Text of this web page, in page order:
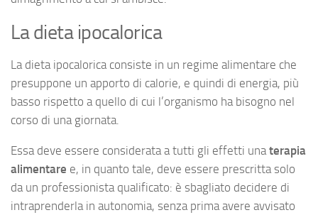
La dieta ipocalorica
La dieta ipocalorica consiste in un regime alimentare che
presuppone un apporto di calorie, e quindi di energia, più
basso rispetto a quello di cui l’organismo ha bisogno nel
corso di una giornata.
Essa deve essere considerata a tutti gli effetti una terapia
alimentare e, in quanto tale, deve essere prescritta solo
da un professionista qualificato: è sbagliato decidere di
intraprenderla in autonomia, senza prima avere avvisato